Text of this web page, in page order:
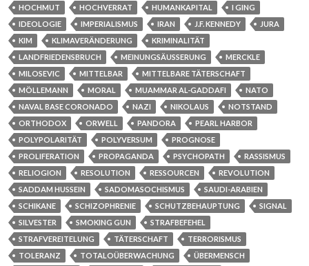
HOCHMUT
HOCHVERRAT HUMANKAPITAL
I GING
IDEOLOGIE
IMPERIALISMUS IRAN J.F. KENNEDY
JURA
KIM
KLIMAVERÄNDERUNG
KRIMINALITÄT
LANDFRIEDENSBRUCH
MEINUNGSÄUSSERUNG
MERCKLE
MILOSEVIC
MITTELBAR
MITTELBARE TÄTERSCHAFT
MÖLLEMANN
MORAL MUAMMAR AL-GADDAFI
NATO
NAVAL BASE CORONADO
NAZI NIKOLAUS
NOTSTAND
ORTHODOX
ORWELL PANDORA
PEARL HARBOR
POLYPOLARITÄT
POLYVERSUM
PROGNOSE
PROLIFERATION
PROPAGANDA PSYCHOPATH
RASSISMUS
RELIOGION
RESOLUTION RESSOURCEN
REVOLUTION
SADDAM HUSSEIN
SADOMASOCHISMUS
SAUDI-ARABIEN
SCHIKANE
SCHIZOPHRENIE SCHUTZBEHAUPTUNG
SIGNAL
SILVESTER
SMOKING GUN
STRAFBEFEHEL
STRAFVEREITELUNG
TÄTERSCHAFT
TERRORISMUS
TOLERANZ
TOTALOÜBERWACHUNG
ÜBERMENSCH